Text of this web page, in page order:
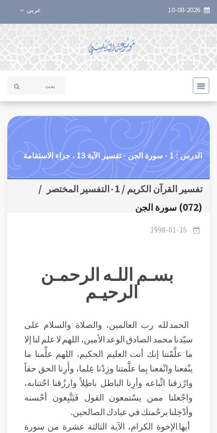
عربي
الدرس : 1 - سورة الجن - تفسير الآية 13 ، جزاء الاستقامة
تفسير القرآن الكريم / ٠1التفسير المختصر
/
(072) سورة الجن
1998-01-15
بسـم اللـه الرحمـن
الرحيـم
الحمد لله رب العالمين، والصلاة والسلام على
سيّدنا محمد الصادق الوعد الأمين، اللهم لا علم لنا إلا
ما علَّمْتنا إنك أنت العليم الحكيم، اللهم علِّمنا ما
ينْفعنا وانْفعنا بِما علَّمتنا وزِدْنا عِلما، وأَرِنا الحق حقاً
وارْزقنا اتِّباعه وأرِنا الباطل باطِلاً وارزُقنا اجْتنابه،
واجْعلنا ممن يسْتمعون القول فَيَتَّبِعون أحْسنه
وأدْخِلنا برحْمتك في عبادك الصالحين.
أيها الإخوة الكرام، الآية الثالثة عشرة من سورة